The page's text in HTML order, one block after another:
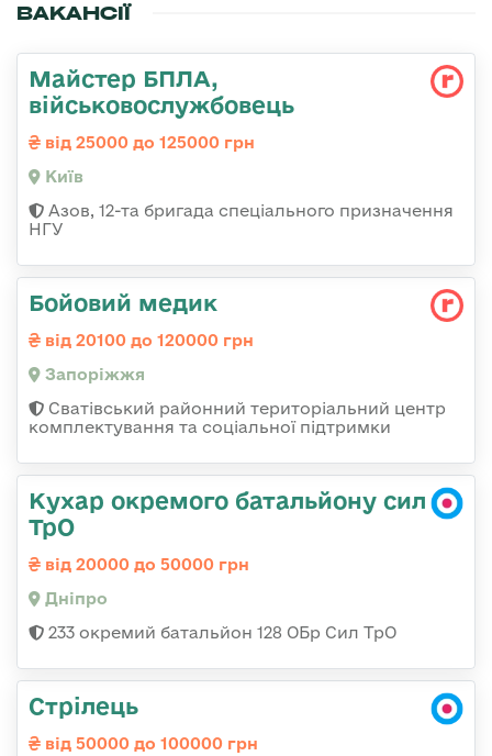
ВАКАНСІЇ
Майстер БПЛА,
військовослужбовець
від 25000 до 125000 грн
Київ
Азов, 12-та бригада спеціального призначення
НГУ
Бойовий медик
від 20100 до 120000 грн
Запоріжжя
Сватівський районний територіальний центр
комплектування та соціальної підтримки
Кухар окремого батальйону сил
ТрО
від 20000 до 50000 грн
Дніпро
233 окремий батальйон 128 ОБр Сил ТрО
Стрілець
від 50000 до 100000 грн